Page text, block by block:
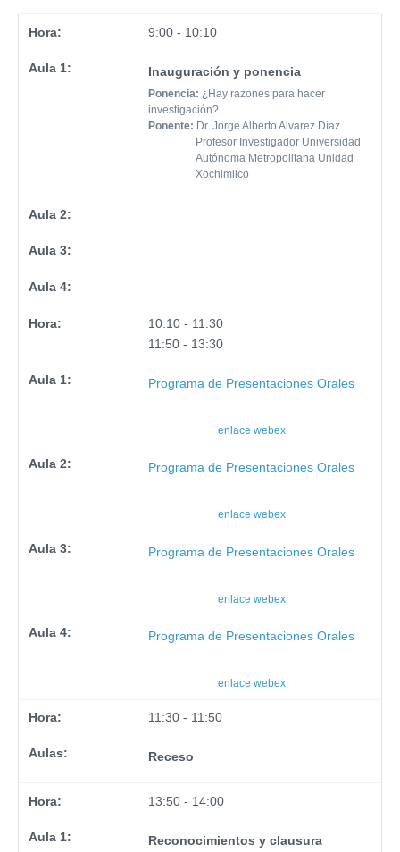
9:00 - 10:10
Inauguración y ponencia
Ponencia: ¿Hay razones para hacer
investigación?
Ponente: Dr. Jorge Alberto Alvarez Díaz
Profesor Investigador Universidad
Autónoma Metropolitana Unidad
Xochimilco
10:10 - 11:30
11:50 - 13:30
Programa de Presentaciones Orales
enlace webex
Programa de Presentaciones Orales
enlace webex
Programa de Presentaciones Orales
enlace webex
Programa de Presentaciones Orales
enlace webex
11:30 - 11:50
Receso
13:50 - 14:00
Reconocimientos y clausura